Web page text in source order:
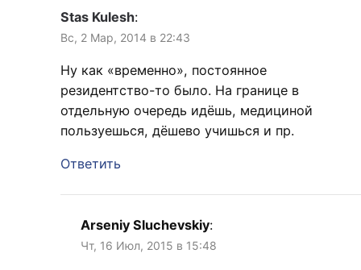
Stas Kulesh:
Вс, 2 Мар, 2014 в 22:43
Ну как «временно», постоянное
резидентство-то было. На границе в
отдельную очередь идёшь, медициной
пользуешься, дёшево учишься и пр.
Ответить
Arseniy Sluchevskiy:
Чт, 16 Июл, 2015 в 15:48